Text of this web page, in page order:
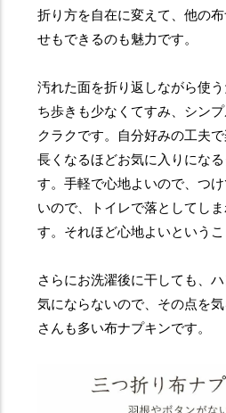
折り方を自在に変えて、他の
せもできるのも魅力です。
汚れた面を折り返しながら使
ち歩きも少なくてすみ、シン
クラクです。自分好みの工夫
長くなるほどお気に入りにな
す。手軽で心地よいので、つ
いので、トイレで落としてし
す。それほど心地よいというこ
さらにお洗濯後に干しても、
気にならないので、その点を
さんも多い布ナプキンです。